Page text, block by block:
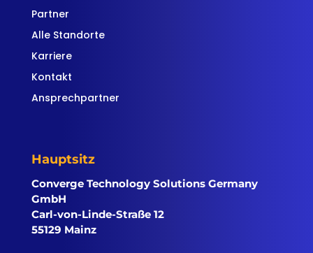
Partner
Alle Standorte
Karriere
Kontakt
Ansprechpartner
Hauptsitz
Converge Technology Solutions Germany
GmbH
Carl-von-Linde-Straße 12
55129 Mainz